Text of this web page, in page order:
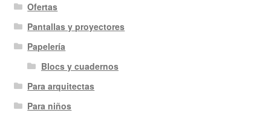
Ofertas
Pantallas y proyectores
Papelería
Blocs y cuadernos
Para arquitectas
Para niños